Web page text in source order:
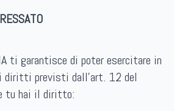
ti garantisce di poter esercitare in
diritti previsti dall’art. 12 del
tu hai il diritto: